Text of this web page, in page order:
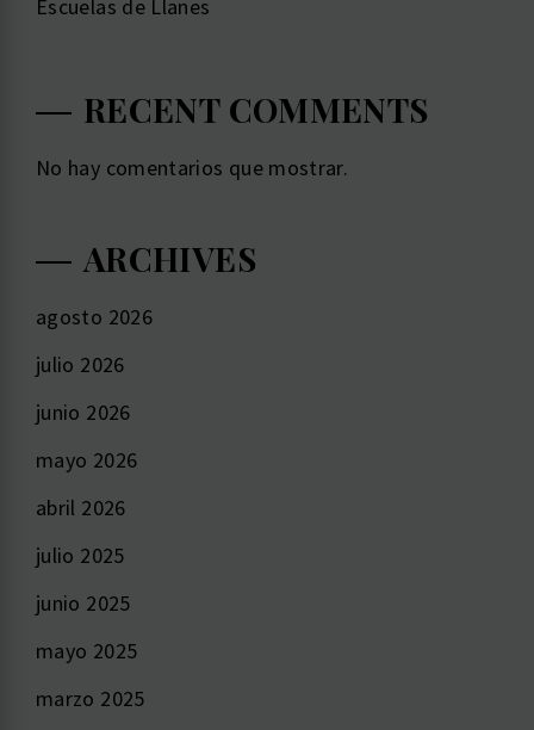
Escuelas de Llanes
RECENT COMMENTS
No hay comentarios que mostrar.
ARCHIVES
agosto 2026
julio 2026
junio 2026
mayo 2026
abril 2026
julio 2025
junio 2025
mayo 2025
marzo 2025